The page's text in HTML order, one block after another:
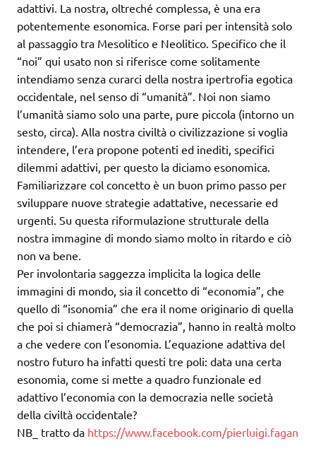
adattivi. La nostra, oltreché complessa, è una era
potentemente esonomica. Forse pari per intensità solo
al passaggio tra Mesolitico e Neolitico. Specifico che il
“noi” qui usato non si riferisce come solitamente
intendiamo senza curarci della nostra ipertrofia egotica
occidentale, nel senso di “umanità”. Noi non siamo
l’umanità siamo solo una parte, pure piccola (intorno un
sesto, circa). Alla nostra civiltà o civilizzazione si voglia
intendere, l’era propone potenti ed inediti, specifici
dilemmi adattivi, per questo la diciamo esonomica.
Familiarizzare col concetto è un buon primo passo per
sviluppare nuove strategie adattative, necessarie ed
urgenti. Su questa riformulazione strutturale della
nostra immagine di mondo siamo molto in ritardo e ciò
non va bene.
Per involontaria saggezza implicita la logica delle
immagini di mondo, sia il concetto di “economia”, che
quello di “isonomia” che era il nome originario di quella
che poi si chiamerà “democrazia”, hanno in realtà molto
a che vedere con l’esonomia. L’equazione adattiva del
nostro futuro ha infatti questi tre poli: data una certa
esonomia, come si mette a quadro funzionale ed
adattivo l’economia con la democrazia nelle società
della civiltà occidentale?
NB_ tratto da https://www.facebook.com/pierluigi.fagan